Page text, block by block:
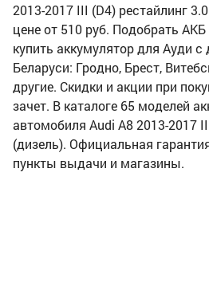
2013-2017 III (D4) рестайлинг
цене от 510 руб. Подобрать
купить аккумулятор для Ауди с
Беларуси: Гродно, Брест,
другие. Скидки и акции при
зачет. В каталоге 65 моделей
автомобиля Audi A8 2013-2017
(дизель). Официальная
пункты выдачи и магазины.